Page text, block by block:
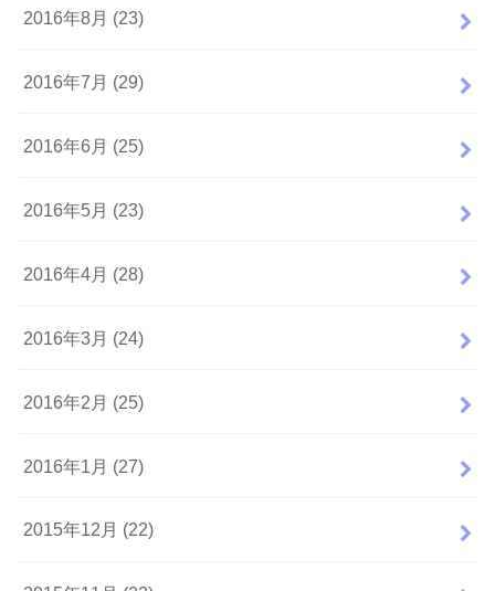
2016年8月 (23)
2016年7月 (29)
2016年6月 (25)
2016年5月 (23)
2016年4月 (28)
2016年3月 (24)
2016年2月 (25)
2016年1月 (27)
2015年12月 (22)